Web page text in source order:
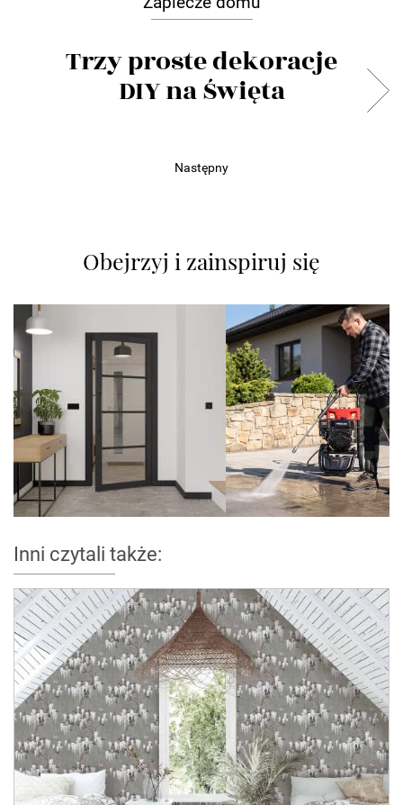
Trzy proste dekoracje
DIY na Święta
Następny
Obejrzyj i zainspiruj się
Inni czytali także: